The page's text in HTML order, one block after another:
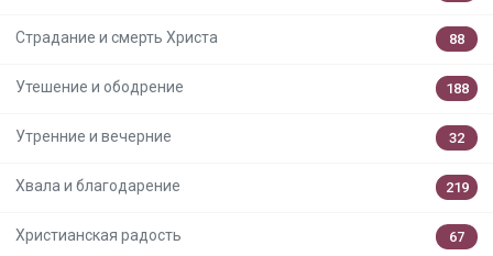
Страдание и смерть Христа 88
Утешение и ободрение 188
Утренние и вечерние 32
Хвала и благодарение 219
Христианская радость 67